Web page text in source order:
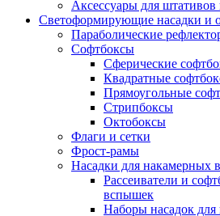
Аксессуары для
Светоформирующие насадки и
Параболические
Софтбоксы
Сферические
Квадратные
Прямоугольные
Стрипбоксы
Октобоксы
Флаги и сетки
Фрост-рамы
Насадки для накамерных
Рассеиватели и
вспышек
Наборы насадок